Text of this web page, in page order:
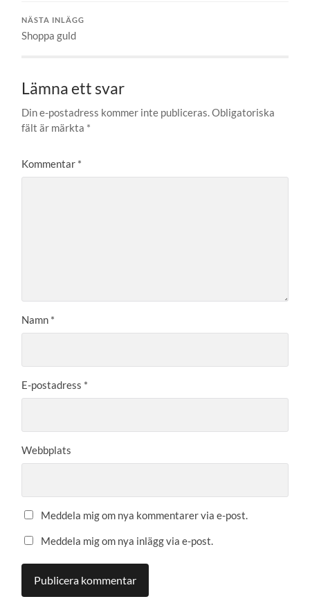
NÄSTA INLÄGG
Shoppa guld
Lämna ett svar
Din e-postadress kommer inte publiceras.Obligatoriska
fält är märkta *
Kommentar *
Namn *
E-postadress *
Webbplats
Meddela mig om nya kommentarer via e-post.
Meddela mig om nya inlägg via e-post.